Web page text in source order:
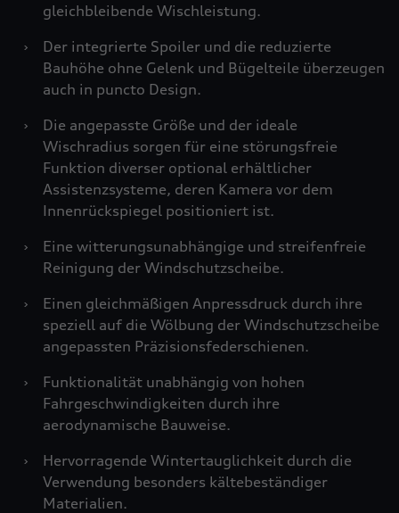
gleichbleibende Wischleistung.
›
Der integrierte Spoiler und die reduzierte
Bauhöhe ohne Gelenk und Bügelteile überzeugen
auch in puncto Design.
›
Die angepasste Größe und der ideale
Wischradius sorgen für eine störungsfreie
Funktion diverser optional erhältlicher
Assistenzsysteme, deren Kamera vor dem
Innenrückspiegel positioniert ist.
›
Eine witterungsunabhängige und streifenfreie
Reinigung der Windschutzscheibe.
›
Einen gleichmäßigen Anpressdruck durch ihre
speziell auf die Wölbung der Windschutzscheibe
angepassten Präzisionsfederschienen.
›
Funktionalität unabhängig von hohen
Fahrgeschwindigkeiten durch ihre
aerodynamische Bauweise.
›
Hervorragende Wintertauglichkeit durch die
Verwendung besonders kältebeständiger
Materialien.